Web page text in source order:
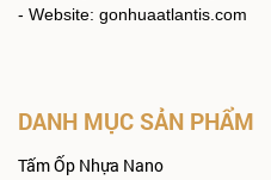
- Website: gonhuaatlantis.com
DANH MỤC SẢN PHẨM
Tấm Ốp Nhựa Nano